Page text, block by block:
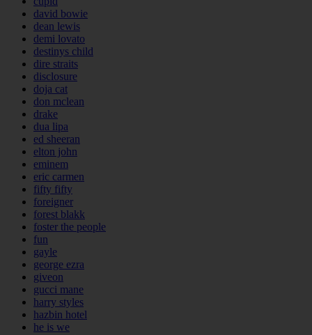
david bowie
dean lewis
demi lovato
destinys child
dire straits
disclosure
doja cat
don mclean
drake
dua lipa
ed sheeran
elton john
eminem
eric carmen
fifty fifty
foreigner
forest blakk
foster the people
fun
gayle
george ezra
giveon
gucci mane
harry styles
hazbin hotel
he is we